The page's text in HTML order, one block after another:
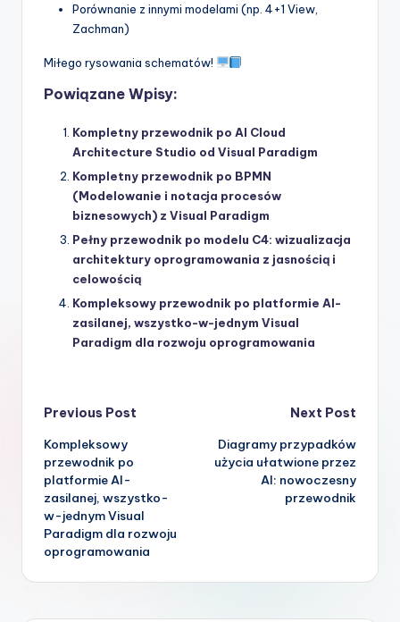
Porównanie z innymi modelami (np. 4+1 View,
Zachman)
Miłego rysowania schematów!
Powiązane Wpisy:
Kompletny przewodnik po AI Cloud
Architecture Studio od Visual Paradigm
Kompletny przewodnik po BPMN
(Modelowanie i notacja procesów
biznesowych) z Visual Paradigm
Pełny przewodnik po modelu C4: wizualizacja
architektury oprogramowania z jasnością i
celowością
Kompleksowy przewodnik po platformie AI-
zasilanej, wszystko-w-jednym Visual
Paradigm dla rozwoju oprogramowania
Post
navigation
Previous Post
Kompleksowy
przewodnik po
platformie AI-
zasilanej, wszystko-
w-jednym Visual
Paradigm dla rozwoju
oprogramowania
Next Post
Diagramy przypadków
użycia ułatwione przez
AI: nowoczesny
przewodnik